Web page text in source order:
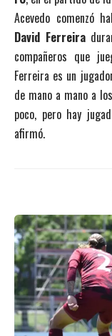
Acevedo comenzó
David Ferreira
compañeros que
Ferreira es un
de mano a mano a
poco, pero hay
afirmó.